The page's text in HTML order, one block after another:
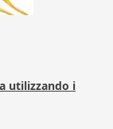
utilizzando i